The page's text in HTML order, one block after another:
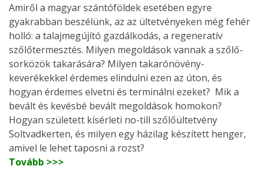
Amiről a magyar szántóföldek esetében egyre
gyakrabban beszélünk, az az ültetvényeken még fehér
holló: a talajmegújító gazdálkodás, a regeneratív
szőlőtermesztés. Milyen megoldások vannak a szőlő-
sorközök takarására? Milyen takarónövény-
keverékekkel érdemes elindulni ezen az úton, és
hogyan érdemes elvetni és terminálni ezeket? Mik a
bevált és kevésbé bevált megoldások homokon?
Hogyan született kísérleti no-till szőlőültetvény
Soltvadkerten, és milyen egy házilag készített henger,
amivel le lehet taposni a rozst?
Tovább >>>